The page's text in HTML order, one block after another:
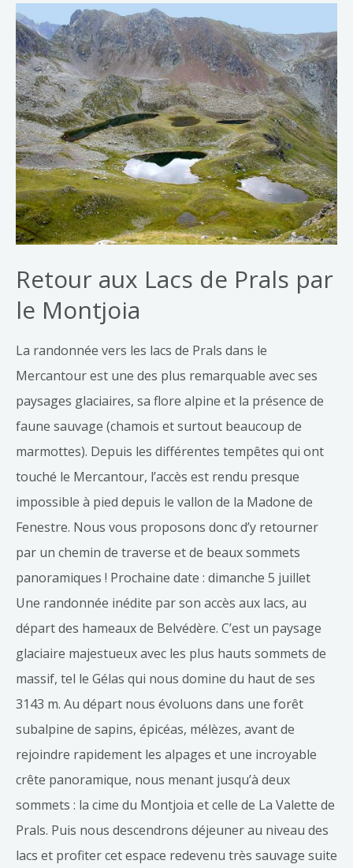
Retour aux Lacs de Prals par
le Montjoia
La randonnée vers les lacs de Prals dans le
Mercantour est une des plus remarquable avec ses
paysages glaciaires, sa flore alpine et la présence de
faune sauvage (chamois et surtout beaucoup de
marmottes). Depuis les différentes tempêtes qui ont
touché le Mercantour, l’accès est rendu presque
impossible à pied depuis le vallon de la Madone de
Fenestre. Nous vous proposons donc d’y retourner
par un chemin de traverse et de beaux sommets
panoramiques ! Prochaine date : dimanche 5 juillet
Une randonnée inédite par son accès aux lacs, au
départ des hameaux de Belvédère. C’est un paysage
glaciaire majestueux avec les plus hauts sommets de
massif, tel le Gélas qui nous domine du haut de ses
3143 m. Au départ nous évoluons dans une forêt
subalpine de sapins, épicéas, mélèzes, avant de
rejoindre rapidement les alpages et une incroyable
crête panoramique, nous menant jusqu’à deux
sommets : la cime du Montjoia et celle de La Valette de
Prals. Puis nous descendrons déjeuner au niveau des
lacs et profiter cet espace redevenu très sauvage suite